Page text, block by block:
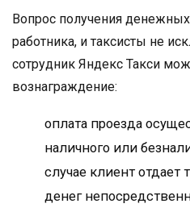
Вопрос получения
работника, и таксисты не
сотрудник Яндекс Такси
вознаграждение:
оплата проезда
наличного или
случае клиент отдает
денег